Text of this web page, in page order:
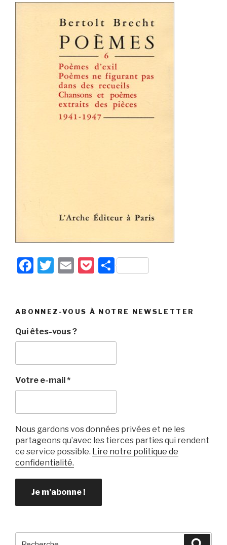
F
e
b
o
o
k
T
er
E
P
k
P
g
ABONNEZ-VOUS À NOTRE NEWSLETTER
Qui êtes-vous ?
Votre e-mail *
Nous gardons vos données privées et ne les
partageons qu’avec les tierces parties qui rendent
ce service possible. Lire notre politique de
confidentialité.